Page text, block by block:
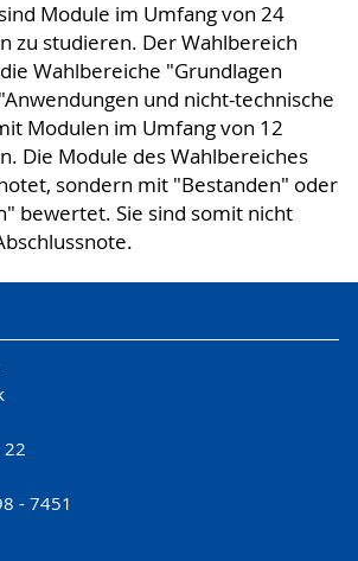
Module im Umfang von 24
zu studieren. Der Wahlbereich
Wahlbereiche "Grundlagen
und nicht-technische
Modulen im Umfang von 12
Die Module des Wahlbereiches
sondern mit "Bestanden" oder
bewertet. Sie sind somit nicht
22
- 7451